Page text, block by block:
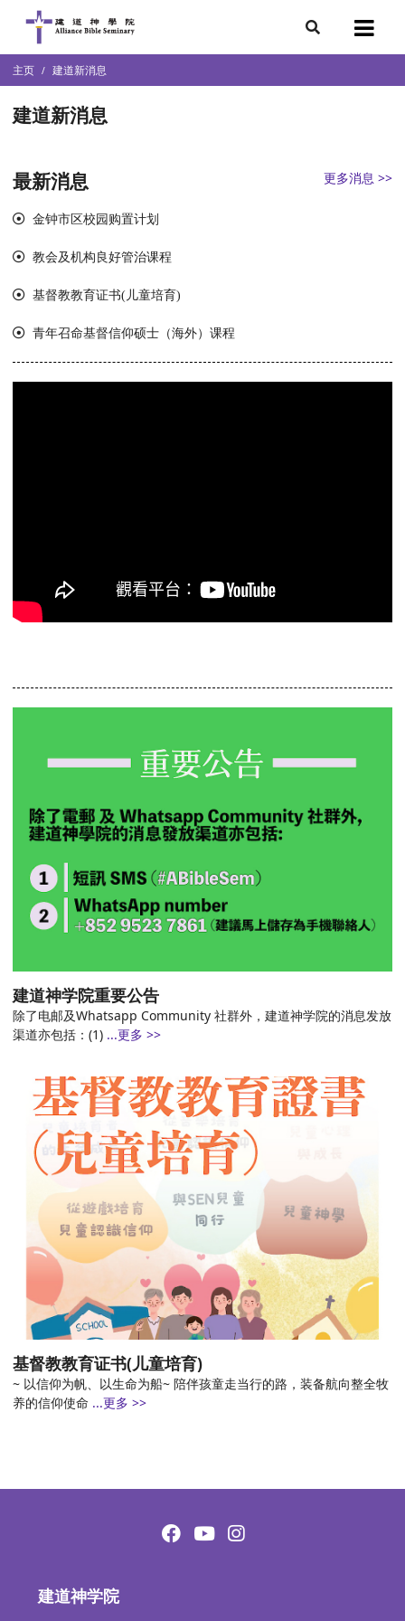
化研究中心
简介
队
主页 建道新消息
建道新消息
最新消息 更多消息 >>
金钟市区校园购置计划
教会及机构良好管治课程
基督教教育证书(儿童培育)
青年召命基督信仰硕士（海外）课程
建道神学院重要公告
除了电邮及Whatsapp Community 社群外，建道神学院的消息发放
渠道亦包括：(1) ...更多 >>
基督教教育证书(儿童培育)
~ 以信仰为帆、以生命为船~ 陪伴孩童走当行的路，装备航向整全牧
养的信仰使命 ...更多 >>
建道神学院